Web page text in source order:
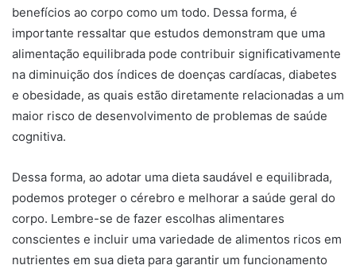
benefícios ao corpo como um todo. Dessa forma, é
importante ressaltar que estudos demonstram que uma
alimentação equilibrada pode contribuir significativamente
na diminuição dos índices de doenças cardíacas, diabetes
e obesidade, as quais estão diretamente relacionadas a um
maior risco de desenvolvimento de problemas de saúde
cognitiva.
Dessa forma, ao adotar uma dieta saudável e equilibrada,
podemos proteger o cérebro e melhorar a saúde geral do
corpo. Lembre-se de fazer escolhas alimentares
conscientes e incluir uma variedade de alimentos ricos em
nutrientes em sua dieta para garantir um funcionamento